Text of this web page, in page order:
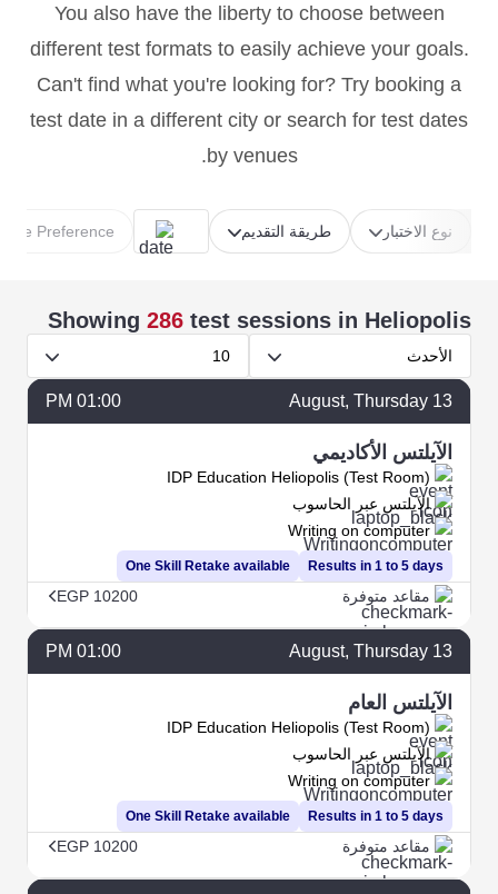
You also have the liberty to choose between
different test formats to easily achieve your goals.
Can't find what you're looking for? Try booking a
test date in a different city or search for test dates
by venues.
نوع الاختبار طريقة التقديم Preference
Showing 286 test sessions in Heliopolis
الأحدث 10
13
August, Thursday
01:00 PM
الآيلتس الأكاديمي
IDP Education Heliopolis (Test Room)
Results in 1 to 5 days
الآيلتس عبر الحاسوب
Writing on computer
One Skill Retake available
مقاعد متوفرة EGP 10200
13
August, Thursday
01:00 PM
الآيلتس العام
IDP Education Heliopolis (Test Room)
Results in 1 to 5 days
الآيلتس عبر الحاسوب
Writing on computer
One Skill Retake available
مقاعد متوفرة EGP 10200